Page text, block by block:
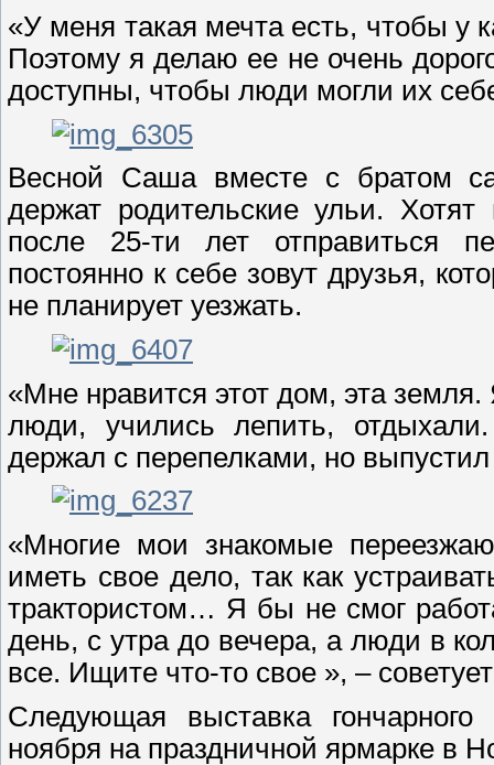
«У меня такая мечта есть, чтобы у
Поэтому я делаю ее не очень
доступны, чтобы люди могли их
Весной Саша вместе с братом
держат родительские ульи.
после 25-ти лет отправиться
постоянно к себе зовут друзья,
не планирует уезжать.
«Мне нравится этот дом, эта
люди, учились лепить,
держал с перепелками, но
«Многие мои знакомые
иметь свое дело, так как
трактористом… Я бы не смог
день, с утра до вечера, а люди в
все. Ищите что-то свое », –
Следующая выставка
ноября на праздничной ярмарке в